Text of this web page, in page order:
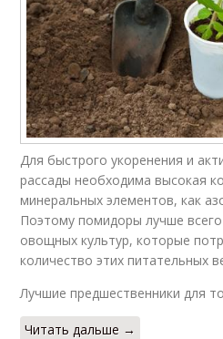
Для быстрого укоренения и
рассады необходима высокая
минеральных элементов, как
Поэтому помидоры лучше
овощных культур, которые
количество этих питательных
Лучшие предшественники для
Читать дальше →